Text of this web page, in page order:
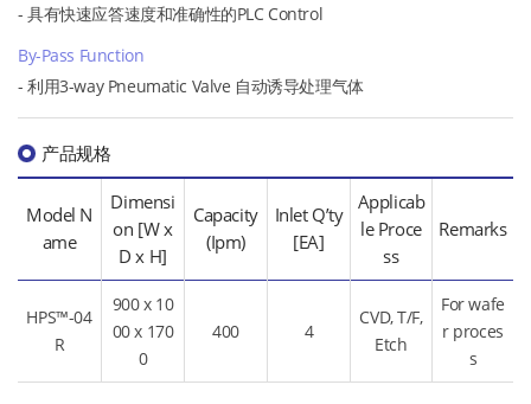
- 具有快速应答速度和准确性的PLC Control
By-Pass Function
- 利用3-way Pneumatic Valve 自动诱导处理气体
产品规格
Model N
ame
Dimensi
on [W x
D x H]
Capacity
(Ipm)
Inlet Q’ty
[EA]
Applicab
le Proce
ss
Remarks
HPS™-04
R
900 x 10
00 x 170
0
400 4
CVD, T/F,
Etch
For wafe
r proces
s